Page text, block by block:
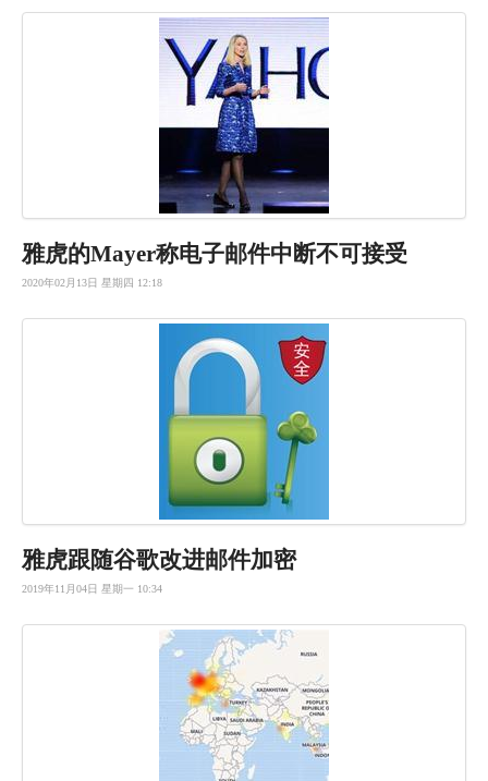
雅虎的Mayer称电子邮件中断不可接受
2020年02月13日 星期四 12:18
雅虎跟随谷歌改进邮件加密
2019年11月04日 星期一 10:34